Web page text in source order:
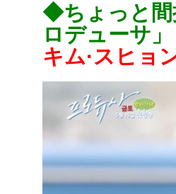
◆ちょっと間
ロデューサ」
キム·スヒョ